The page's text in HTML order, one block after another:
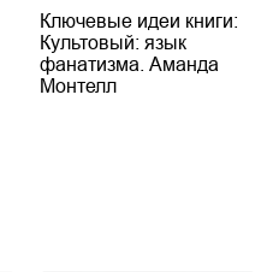
Ключевые идеи книги:
Культовый: язык
фанатизма. Аманда
Монтелл